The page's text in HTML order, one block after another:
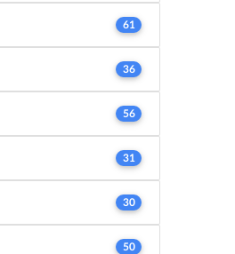
61
36
56
31
30
50